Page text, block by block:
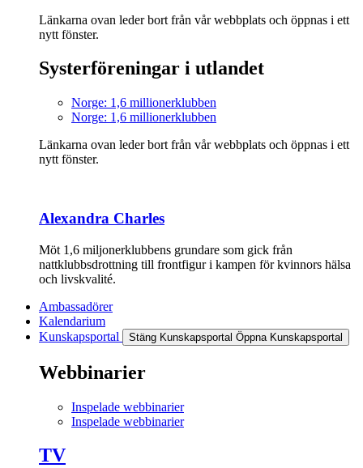
Länkarna ovan leder bort från vår webbplats och öppnas i ett
nytt fönster.
Systerföreningar i utlandet
Norge: 1,6 millionerklubben
Norge: 1,6 millionerklubben
Länkarna ovan leder bort från vår webbplats och öppnas i ett
nytt fönster.
Alexandra Charles
Möt 1,6 miljonerklubbens grundare som gick från
nattklubbsdrottning till frontfigur i kampen för kvinnors hälsa
och livskvalité.
Ambassadörer
Kalendarium
Kunskapsportal
Stäng Kunskapsportal Öppna Kunskapsportal
Webbinarier
Inspelade webbinarier
Inspelade webbinarier
TV